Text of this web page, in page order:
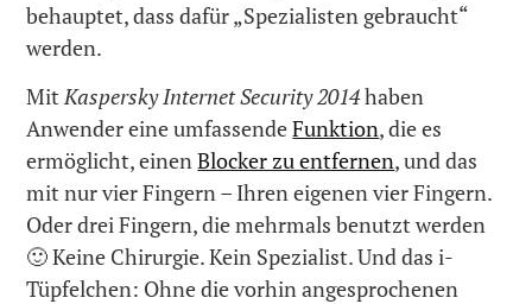
behauptet, dass dafür „Spezialisten gebraucht“
werden.
MitKaspersky Internet Security 2014haben
Anwender eine umfassendeFunktion, die es
ermöglicht, einenBlocker zu entfernen, und das
mit nur vier Fingern – Ihren eigenen vier Fingern.
Oder drei Fingern, die mehrmals benutzt werden
🙂 Keine Chirurgie. Kein Spezialist. Und das i-
Tüpfelchen: Ohne die vorhin angesprochenen